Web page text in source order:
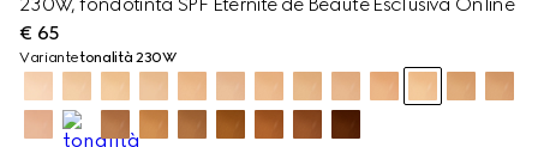
€ 65
Variantetonalità 230W